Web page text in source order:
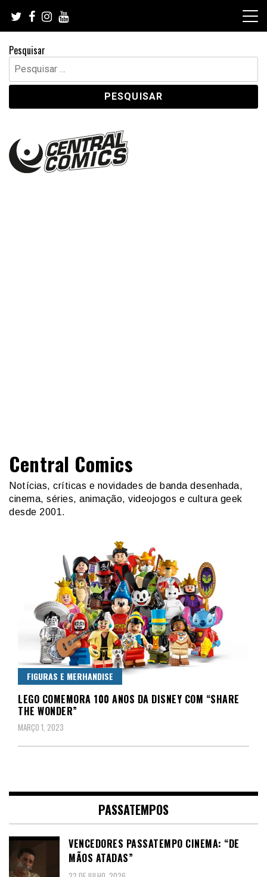
content
Pesquisar
Pesquisar
por:
Central Comics
Notícias, críticas e novidades de banda desenhada,
cinema, séries, animação, videojogos e cultura geek
desde 2001.
FIGURAS E MERHANDISE
LEGO COMEMORA 100 ANOS DA DISNEY COM “SHARE
THE WONDER”
MARÇO 1, 2023
PASSATEMPOS
VENCEDORES PASSATEMPO CINEMA: “DE
MÃOS ATADAS”